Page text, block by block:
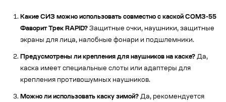
Какие СИЗ можно использовать совместно с каской СОМЗ-55
Фаворит Трек RAPID? Защитные очки, наушники, защитные
экраны для лица, налобные фонари и подшлемники.
Предусмотрены ли крепления для наушников на каске? Да,
каска имеет специальные слоты или адаптеры для
крепления противошумных наушников.
Можно ли использовать каску зимой? Да, рекомендуется